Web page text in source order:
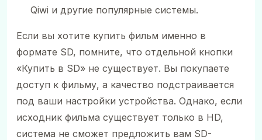
Qiwi и другие популярные системы.
Если вы хотите купить фильм именно в
формате SD, помните, что отдельной кнопки
«Купить в SD» не существует. Вы покупаете
доступ к фильму, а качество подстраивается
под ваши настройки устройства. Однако, если
исходник фильма существует только в HD,
система не сможет предложить вам SD-